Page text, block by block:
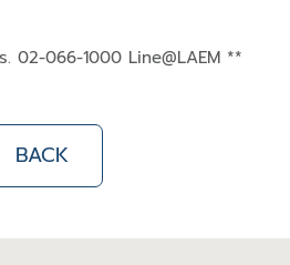
. 02-066-1000 Line@LAEM **
BACK